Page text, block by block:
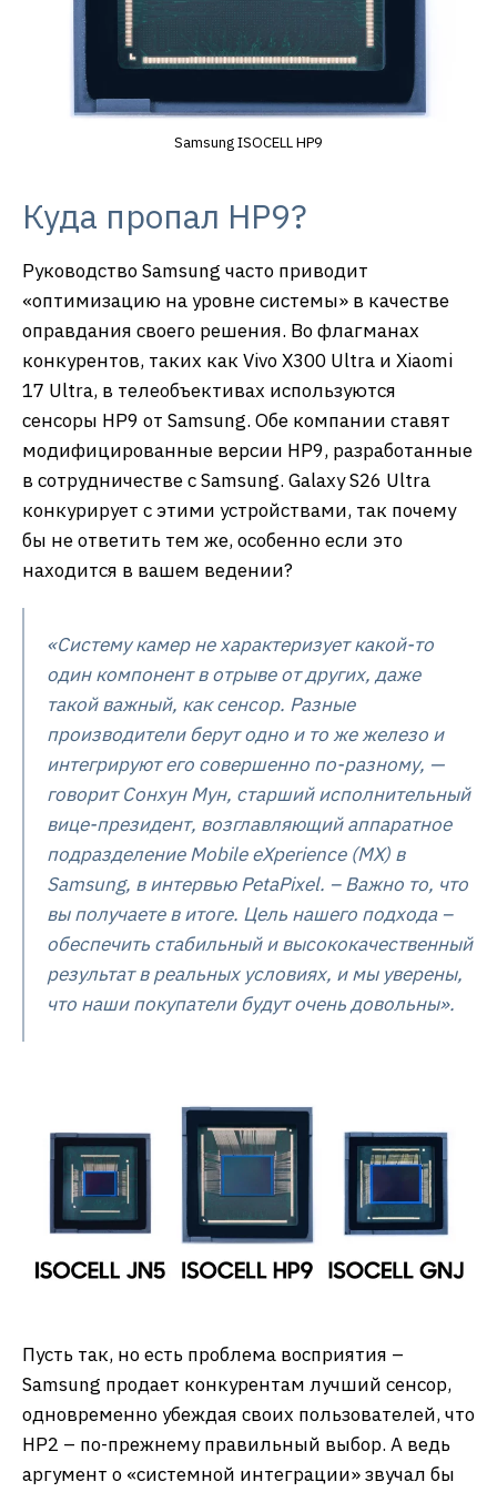
Samsung ISOCELL HP9
Куда пропал HP9?
Руководство Samsung часто приводит
«оптимизацию на уровне системы» в качестве
оправдания своего решения. Во флагманах
конкурентов, таких как Vivo X300 Ultra и Xiaomi
17 Ultra, в телеобъективах используются
сенсоры HP9 от Samsung. Обе компании ставят
модифицированные версии HP9, разработанные
в сотрудничестве с Samsung. Galaxy S26 Ultra
конкурирует с этими устройствами, так почему
бы не ответить тем же, особенно если это
находится в вашем ведении?
«Систему камер не характеризует какой-то
один компонент в отрыве от других, даже
такой важный, как сенсор. Разные
производители берут одно и то же железо и
интегрируют его совершенно по-разному, —
говорит Сонхун Мун, старший исполнительный
вице-президент, возглавляющий аппаратное
подразделение Mobile eXperience (MX) в
Samsung, в интервью PetaPixel. – Важно то, что
вы получаете в итоге. Цель нашего подхода –
обеспечить стабильный и высококачественный
результат в реальных условиях, и мы уверены,
что наши покупатели будут очень довольны».
Пусть так, но есть проблема восприятия –
Samsung продает конкурентам лучший сенсор,
одновременно убеждая своих пользователей, что
HP2 – по-прежнему правильный выбор. А ведь
аргумент о «системной интеграции» звучал бы